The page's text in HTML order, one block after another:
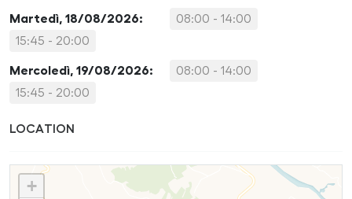
Martedì, 18/08/2026:
08:00 - 14:00
15:45 - 20:00
Mercoledì, 19/08/2026:
08:00 - 14:00
15:45 - 20:00
LOCATION
+